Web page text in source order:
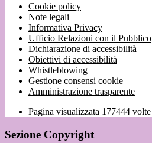
Cookie policy
Note legali
Informativa Privacy
Ufficio Relazioni con il Pubblico
Dichiarazione di accessibilità
Obiettivi di accessibilità
Whistleblowing
Gestione consensi cookie
Amministrazione trasparente
Pagina visualizzata 177444 volte
Sezione Copyright